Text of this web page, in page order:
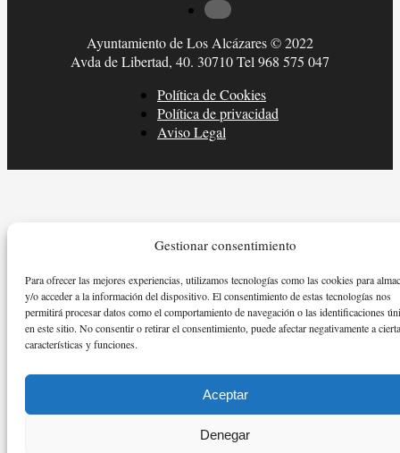
Gestionar consentimiento
Para ofrecer las mejores experiencias, utilizamos tecnologías como las cookies para
y/o acceder a la información del dispositivo. El consentimiento de estas tecnologías nos
permitirá procesar datos como el comportamiento de navegación o las identificaciones
en este sitio. No consentir o retirar el consentimiento, puede afectar negativamente a
características y funciones.
Aceptar
Denegar
Ayuntamiento de Los Alcázares © 2022
Avda de Libertad, 40. 30710 Tel 968 575 047
Política de Cookies
Política de privacidad
Aviso Legal